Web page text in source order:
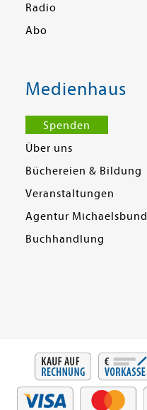
Radio
Abo
Medienhaus
Spenden
Über uns
Büchereien & Bildung
Veranstaltungen
Agentur Michaelsbund
Buchhandlung